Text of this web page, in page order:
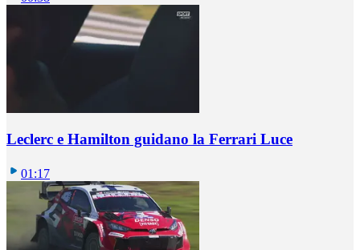
Leclerc e Hamilton guidano la Ferrari Luce
01:17